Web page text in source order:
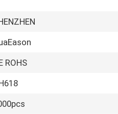
ROHS